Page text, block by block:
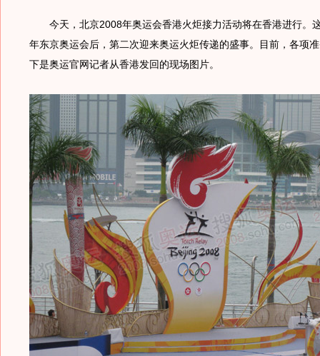
今天，北京2008年奥运会香港火炬接力活动将在香港进行。
年东京奥运会后，第二次迎来奥运火炬传递的盛事。目前，各项
下是奥运官网记者从香港发回的现场图片。